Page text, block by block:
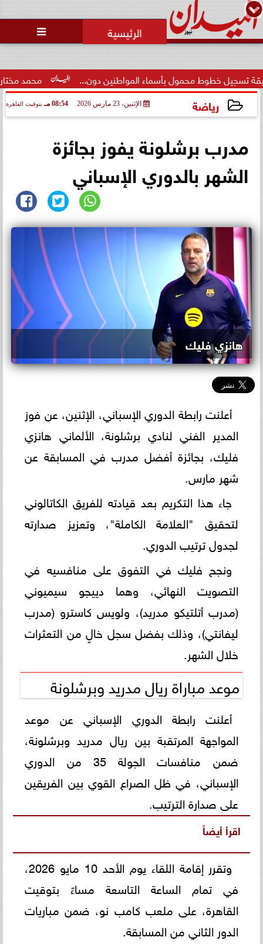

محمد مختار جمعة: محمول بأسماء المواطنين دون...
رياضة الإثنين، 23 مارس 2026 08:54 مـ بتوقيت القاهرة
مدرب برشلونة يفوز بجائزة
الشهر بالدوري الإسباني
هانزي فليك
أعلنت رابطة الدوري الإسباني، الإثنين، عن فوز
المدير الفني لنادي برشلونة، الألماني هانزي
فليك، بجائزة أفضل مدرب في المسابقة عن
شهر مارس.
جاء هذا التكريم بعد قيادته للفريق الكاتالوني
لتحقيق "العلامة الكاملة"، وتعزيز صدارته
لجدول ترتيب الدوري.
ونجح فليك في التفوق على منافسيه في
التصويت النهائي، وهما دييجو سيميوني
(مدرب أتلتيكو مدريد)، ولويس كاسترو (مدرب
ليفانتي)، وذلك بفضل سجل خالٍ من التعثرات
خلال الشهر.
موعد مباراة ريال مدريد وبرشلونة
أعلنت رابطة الدوري الإسباني عن موعد
المواجهة المرتقبة بين ريال مدريد وبرشلونة،
ضمن منافسات الجولة 35 من الدوري
الإسباني، في ظل الصراع القوي بين الفريقين
على صدارة الترتيب.
اقرأ أيضاً
وتقرر إقامة اللقاء يوم الأحد 10 مايو 2026،
في تمام الساعة التاسعة مساءً بتوقيت
القاهرة، على ملعب كامب نو، ضمن مباريات
الدور الثاني من المسابقة.